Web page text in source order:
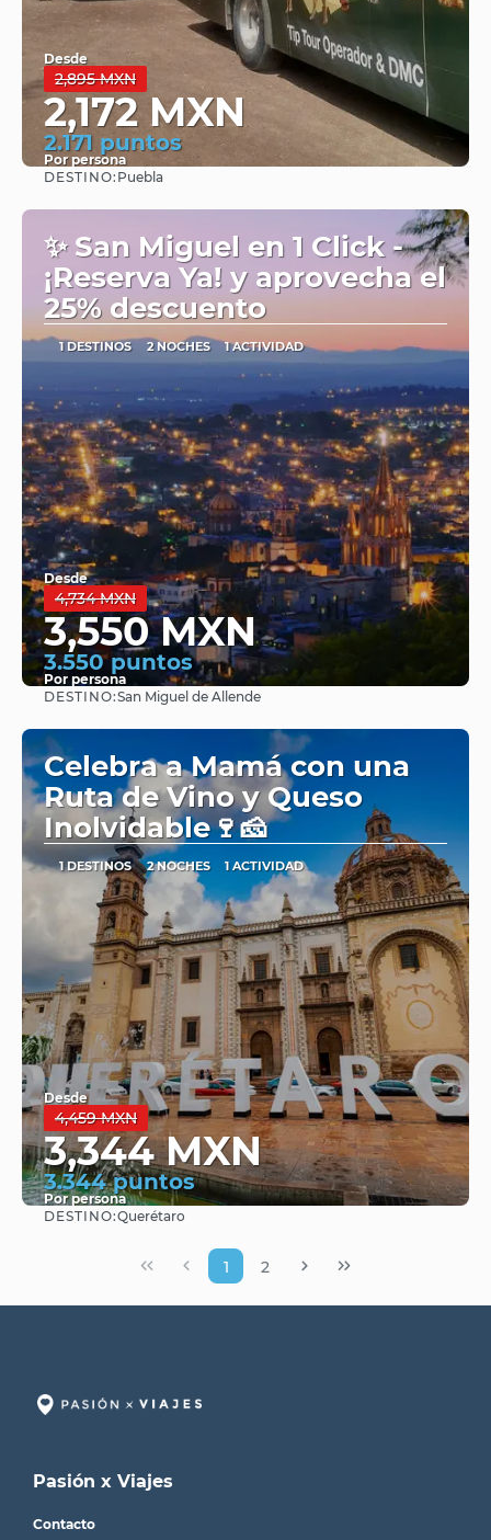
Desde
2,895 MXN
2,172 MXN
2.171 puntos
Por persona
DESTINO: Puebla
✨ San Miguel en 1 Click -
¡Reserva Ya! y aprovecha el
25% descuento
1 DESTINOS 2 NOCHES 1 ACTIVIDAD
Desde
4,734 MXN
3,550 MXN
3.550 puntos
Por persona
Ver
DESTINO:San Miguel de Allende
Celebra a Mamá con una
Ruta de Vino y Queso
Inolvidable🍷🧀
1 DESTINOS 2 NOCHES 1 ACTIVIDAD
Desde
4,459 MXN
3,344 MXN
3.344 puntos
Por persona
DESTINO:Querétaro
1 2
Pasión x Viajes
Contacto